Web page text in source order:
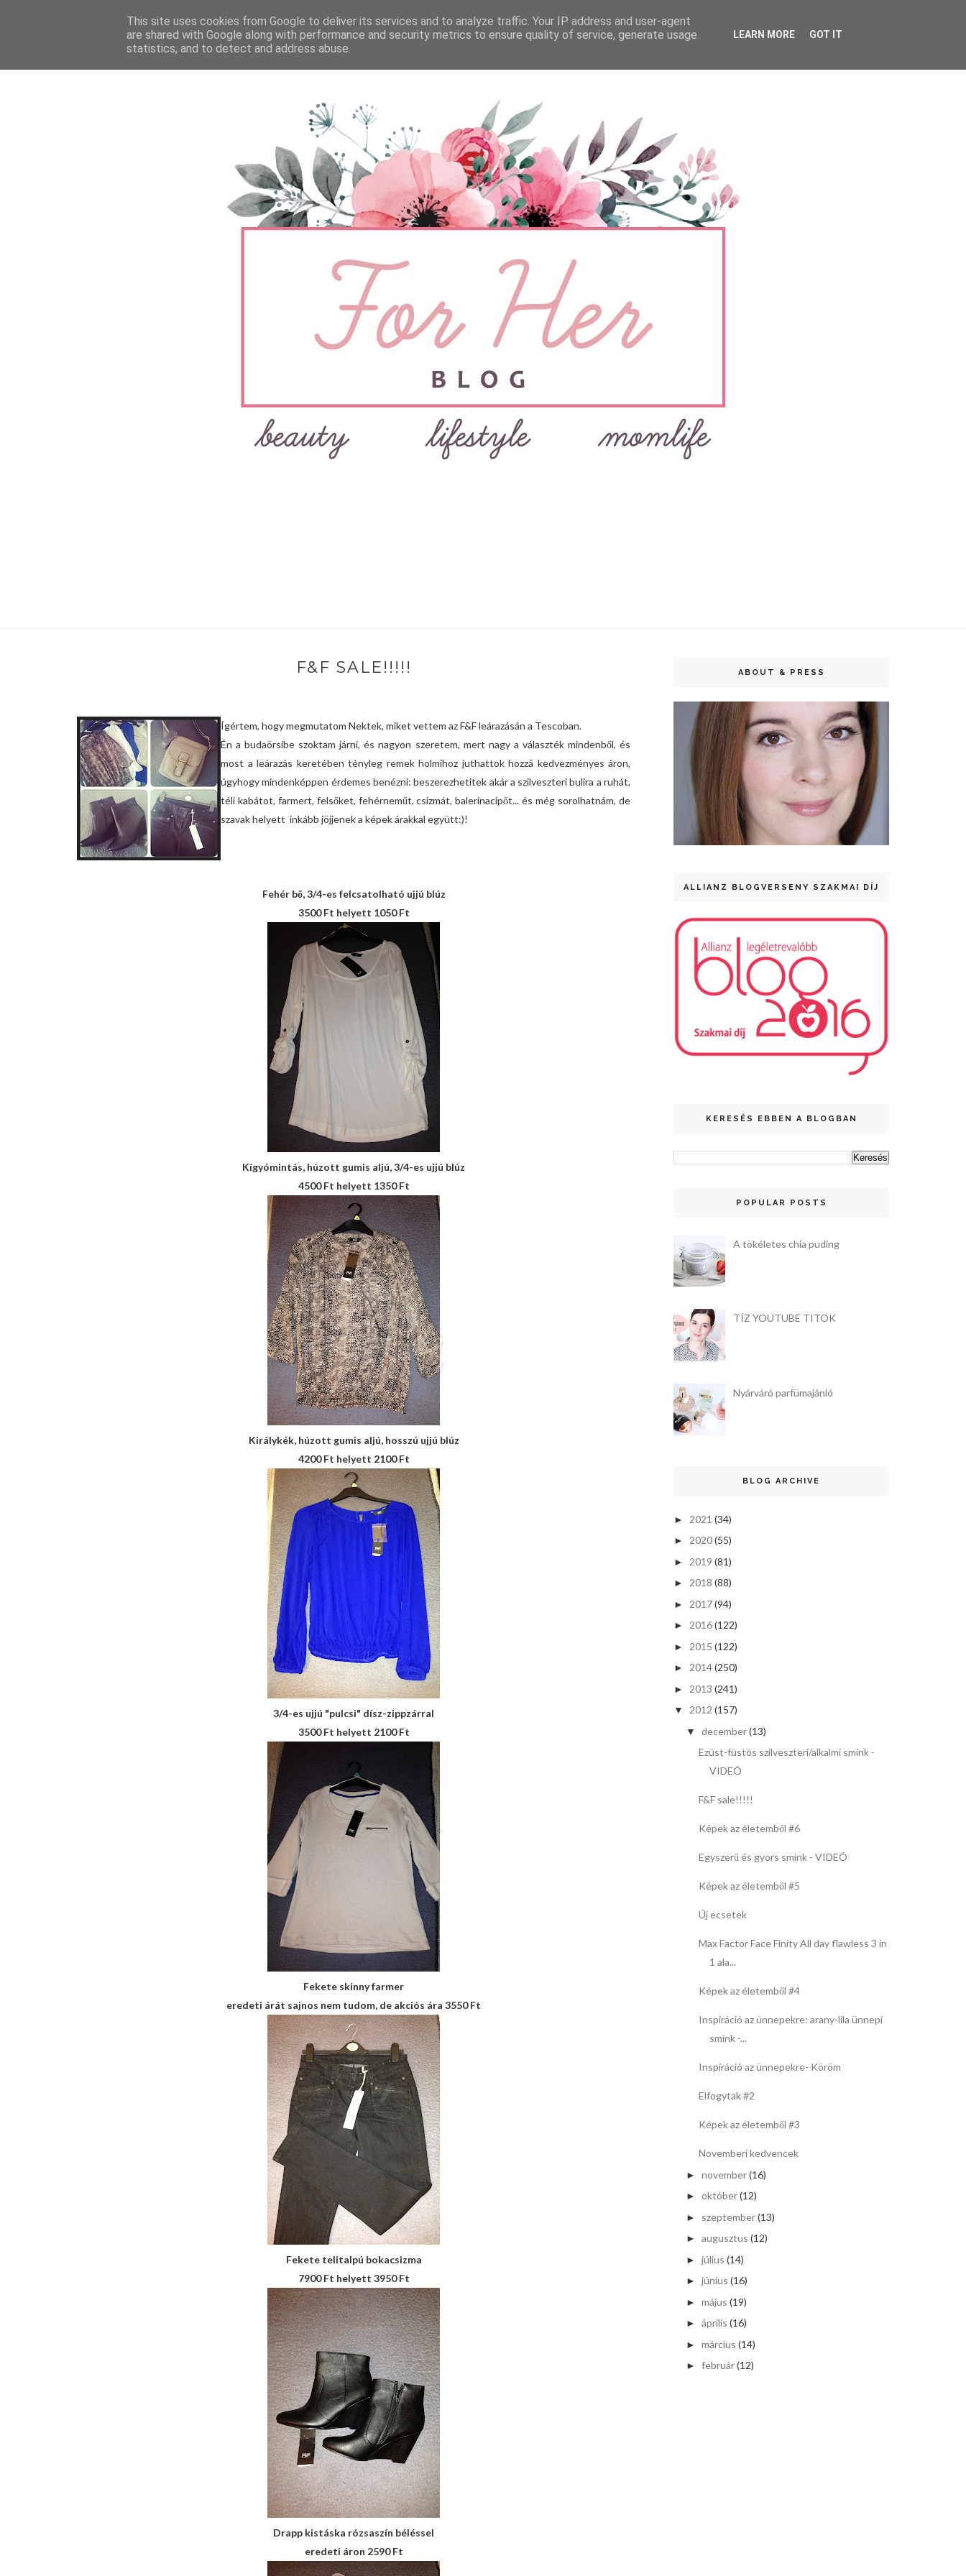
TERMÉKTESZTEK BŐRÁPOLÁS ÉLETMÓD BABA SZEMÉLYES VIDEÓ
F&F SALE!!!!!
Ígértem, hogy megmutatom Nektek, miket vettem az F&F leárazásán a Tescoban.
Én a budaörsibe szoktam járni, és nagyon szeretem, mert nagy a választék mindenből, és
most a leárazás keretében tényleg remek holmihoz juthattok hozzá kedvezményes áron,
úgyhogy mindenképpen érdemes benézni: beszerezhetitek akár a szilveszteri bulira a ruhát,
téli kabátot, farmert, felsőket, fehérneműt, csizmát, balerinacipőt... és még sorolhatnám, de
szavak helyett inkább jöjjenek a képek árakkal együtt:)!
Fehér bő, 3/4-es felcsatolható ujjú blúz
3500 Ft helyett 1050 Ft
Kígyómintás, húzott gumis aljú, 3/4-es ujjú blúz
4500 Ft helyett 1350 Ft
Királykék, húzott gumis aljú, hosszú ujjú blúz
4200 Ft helyett 2100 Ft
3/4-es ujjú "pulcsi" dísz-zippzárral
3500 Ft helyett 2100 Ft
Fekete skinny farmer
eredeti árát sajnos nem tudom, de akciós ára 3550 Ft
Fekete telitalpú bokacsizma
7900 Ft helyett 3950 Ft
Drapp kistáska rózsaszín béléssel
eredeti áron 2590 Ft
ABOUT & PRESS
ALLIANZ BLOGVERSENY SZAKMAI DÍJ
KERESÉS EBBEN A BLOGBAN
POPULAR POSTS
A tökéletes chia puding
TÍZ YOUTUBE TITOK
Nyárváró parfümajánló
BLOG ARCHIVE
► 2021 (34)
► 2020(55)
► 2019 (81)
► 2018 (88)
► 2017(94)
► 2016(122)
► 2015 (122)
► 2014(250)
► 2013 (241)
▼ 2012 (157)
▼ december(13)
Ezüst-füstös szilveszteri/alkalmi smink -
VIDEÓ
F&F sale!!!!!
Képek az életemből #6
Egyszerű és gyors smink - VIDEÓ
Képek az életemből #5
Új ecsetek
Max Factor Face Finity All day flawless 3 in
1 ala...
Képek az életemből #4
Inspiráció az ünnepekre: arany-lila ünnepi
smink -...
Inspiráció az ünnepekre- Köröm
Elfogytak #2
Képek az életemből #3
Novemberi kedvencek
► november(16)
► október(12)
► szeptember(13)
► augusztus (12)
► július (14)
► június (16)
► május (19)
► április (16)
► március (14)
► február(12)
This site uses cookies from Google to deliver its services and to analyze traffic. Your IP address and user-agent
are shared with Google along with performance and security metrics to ensure quality of service, generate usage
statistics, and to detect and address abuse.
LEARN MORE GOT IT